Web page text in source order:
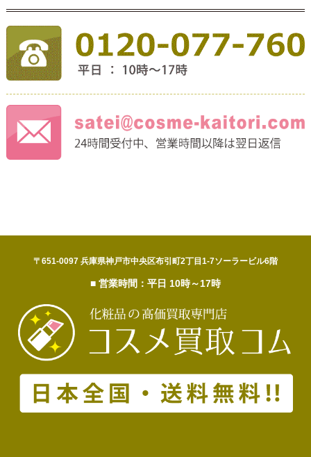
〒651-0097 兵庫県神戸市中央区布引町2丁目1-7ソーラービル6階
■ 営業時間：平日 10時～17時